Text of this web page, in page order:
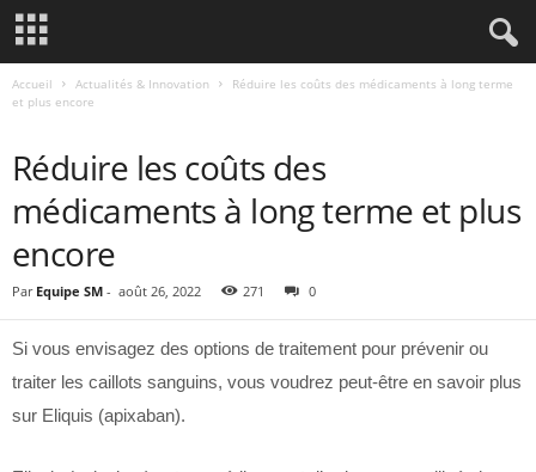
Accueil Actualités & Innovation
Réduire les coûts des médicaments à long terme
et plus encore
Réduire les coûts des
médicaments à long terme et plus
encore
Par Equipe SM - août 26, 2022 271 0
Si vous envisagez des options de traitement pour prévenir ou
traiter les caillots sanguins, vous voudrez peut-être en savoir plus
sur Eliquis (apixaban).